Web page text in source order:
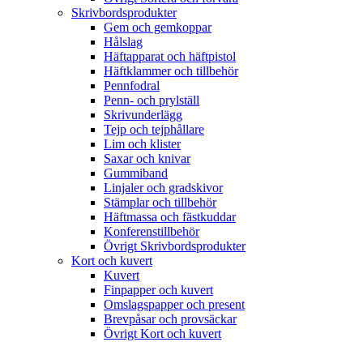
Skrivbordsprodukter
Gem och gemkoppar
Hålslag
Häftapparat och häftpistol
Häftklammer och tillbehör
Pennfodral
Penn- och prylställ
Skrivunderlägg
Tejp och tejphållare
Lim och klister
Saxar och knivar
Gummiband
Linjaler och gradskivor
Stämplar och tillbehör
Häftmassa och fästkuddar
Konferenstillbehör
Övrigt Skrivbordsprodukter
Kort och kuvert
Kuvert
Finpapper och kuvert
Omslagspapper och present
Brevpåsar och provsäckar
Övrigt Kort och kuvert